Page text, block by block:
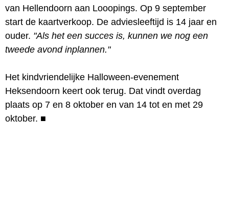
van Hellendoorn aan Looopings. Op 9 september
start de kaartverkoop. De adviesleeftijd is 14 jaar en
ouder. "Als het een succes is, kunnen we nog een
tweede avond inplannen."
Het kindvriendelijke Halloween-evenement
Heksendoorn keert ook terug. Dat vindt overdag
plaats op 7 en 8 oktober en van 14 tot en met 29
oktober. ■